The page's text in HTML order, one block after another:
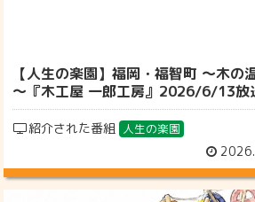
【人生の楽園】福岡・福智町 ～木の
～『木工屋 一郎工房』2026/6/13放
紹介された番組 人生の楽園